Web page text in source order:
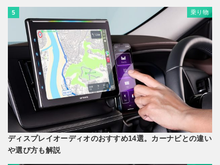
5 乗り物
ディスプレイオーディオのおすすめ14選。カーナビとの違い
や選び方も解説